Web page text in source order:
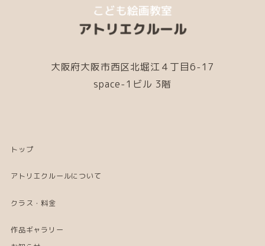
大阪府大阪市西区北堀江４丁目6-17
space-1ビル 3階
トップ
アトリエクルールについて
クラス・料金
作品ギャラリー